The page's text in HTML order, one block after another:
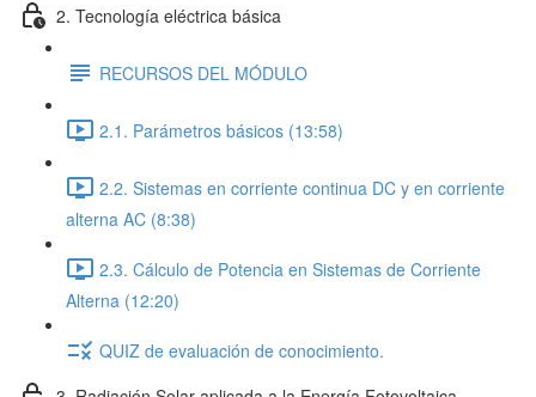
2. Tecnología eléctrica básica
RECURSOS DEL MÓDULO
2.1. Parámetros básicos (13:58)
2.2. Sistemas en corriente continua DC y en corriente
alterna AC (8:38)
2.3. Cálculo de Potencia en Sistemas de Corriente
Alterna (12:20)
QUIZ de evaluación de conocimiento.